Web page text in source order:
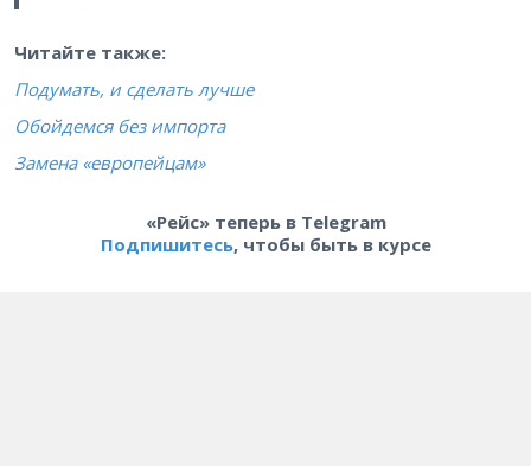
Читайте также:
Подумать, и сделать лучше
Обойдемся без импорта
Замена «европейцам»
«Рейс» теперь в Telegram
Подпишитесь, чтобы быть в курсе